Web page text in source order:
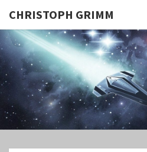
CHRISTOPH GRIMM